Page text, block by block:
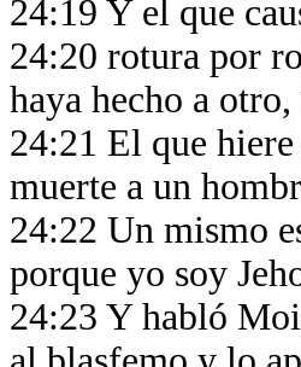
24:19 Y el que
24:20 rotura por
haya hecho a
24:21 El que
muerte a un
24:22 Un mismo
porque yo soy
24:23 Y habló